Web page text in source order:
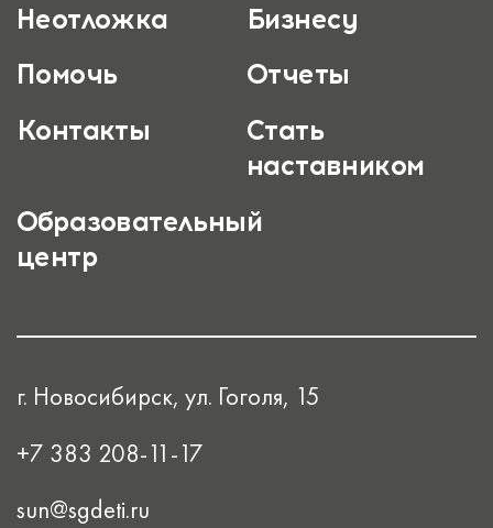
Неотложка
Бизнесу
Помочь
Отчеты
Контакты
Стать
наставником
Образовательный
центр
г. Новосибирск, ул. Гоголя, 15
+7 383 208-11-17
sun@sgdeti.ru